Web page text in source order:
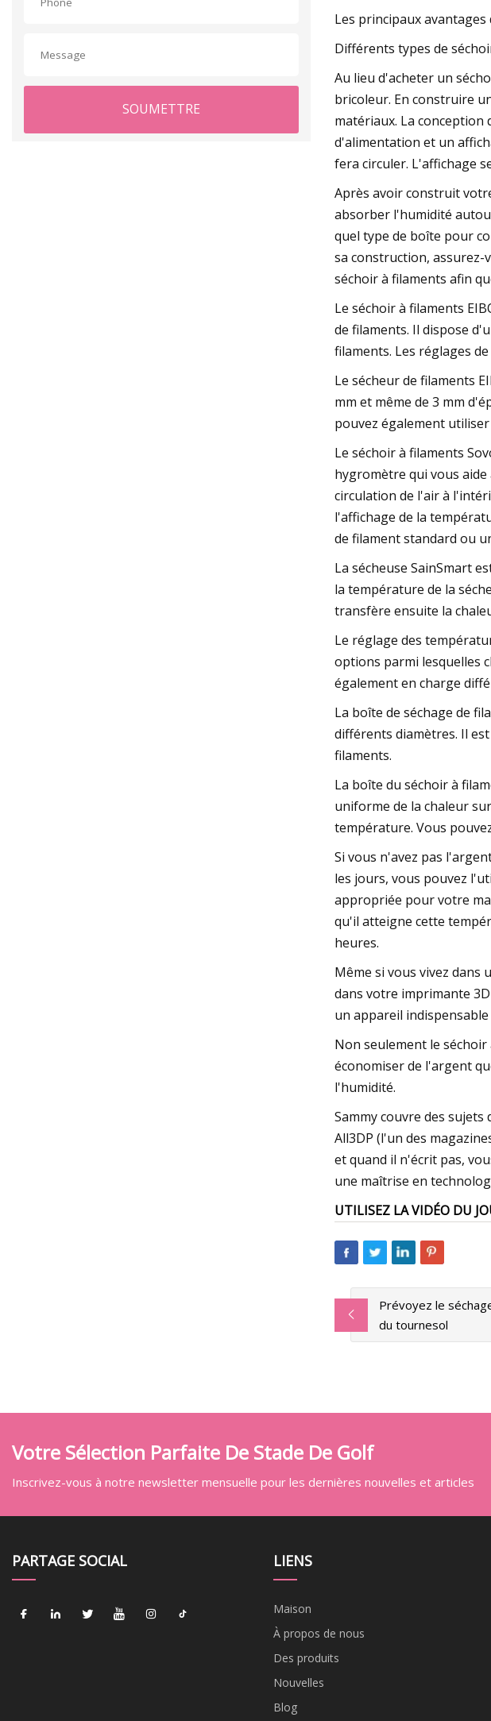
SOUMETTRE
Les principaux
Différents types de
Au lieu d'acheter un
bricoleur. En construire
matériaux. La
d'alimentation et un
fera circuler. L'affichage
Après avoir construit
absorber l'humidité
quel type de boîte pour
sa construction, assurez-
séchoir à filaments afin
Le séchoir à filaments
de filaments. Il dispose
filaments. Les réglages
Le sécheur de filaments
mm et même de 3 mm
pouvez également
Le séchoir à filaments
hygromètre qui vous
circulation de l'air à
l'affichage de la
de filament standard ou
La sécheuse SainSmart
la température de la
transfère ensuite la
Le réglage des
options parmi lesquelles
également en charge
La boîte de séchage de
différents diamètres. Il
filaments.
La boîte du séchoir à
uniforme de la chaleur
température. Vous
Si vous n'avez pas
les jours, vous pouvez
appropriée pour votre
qu'il atteigne cette
heures.
Même si vous vivez
dans votre imprimante
un appareil
Non seulement le
économiser de l'argent
l'humidité.
Sammy couvre des
All3DP (l'un des
et quand il n'écrit pas,
une maîtrise en
UTILISEZ LA VIDÉO DU
Prévoyez le
du tournesol
Votre Sélection Parfaite De Stade De Golf
Inscrivez-vous à notre newsletter mensuelle pour les dernières nouvelles et articles
PARTAGE SOCIAL LIENS
Maison
À propos de nous
Des produits
Nouvelles
Blog